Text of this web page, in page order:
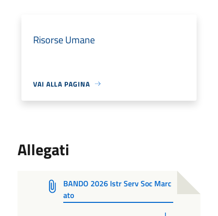
Risorse Umane
VAI ALLA PAGINA
Allegati
BANDO 2026 Istr Serv Soc Marc
ato